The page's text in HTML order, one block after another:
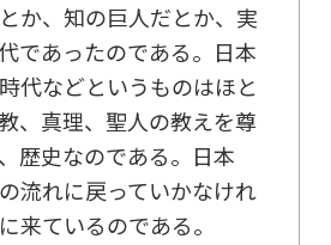
か、知の巨人だとか、実
であったのである。日本
代などというものはほと
、真理、聖人の教えを尊
歴史なのである。日本
流れに戻っていかなけれ
来ているのである。